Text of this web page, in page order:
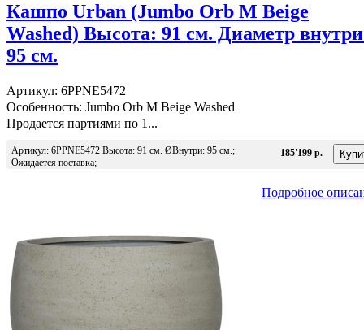
Кашпо Urban (Jumbo Orb M Beige
Washed) Высота: 91 см. Диаметр
95 см.
Артикул: 6PPNE5472
Особенность: Jumbo Orb M Beige Washed
Продается партиями по 1...
Артикул: 6PPNE5472 Высота: 91 см. ØВнутри: 95 см.;
Ожидается поставка;
185'199 р.
Подробное